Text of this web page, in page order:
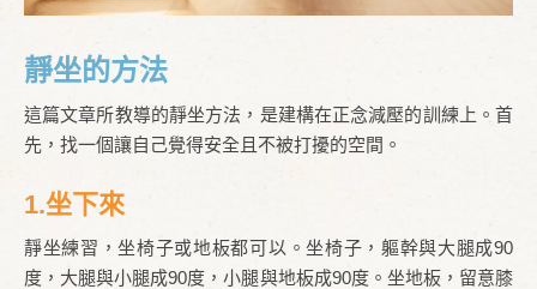
靜坐的方法
這篇文章所教導的靜坐方法，是建構在正念減壓的訓練上。首
先，找一個讓自己覺得安全且不被打擾的空間。
1.坐下來
靜坐練習，坐椅子或地板都可以。坐椅子，軀幹與大腿成90
度，大腿與小腿成90度，小腿與地板成90度。坐地板，留意膝